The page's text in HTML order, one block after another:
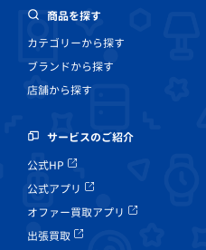
商品を探す
カテゴリーから探す
ブランドから探す
店舗から探す
サービスのご紹介
公式HP
公式アプリ
オファー買取アプリ
出張買取